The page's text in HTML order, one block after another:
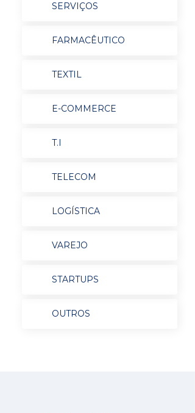
SERVIÇOS
FARMACÊUTICO
TEXTIL
E-COMMERCE
T.I
TELECOM
LOGÍSTICA
VAREJO
STARTUPS
OUTROS